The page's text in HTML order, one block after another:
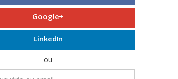
Google+
LinkedIn
ou